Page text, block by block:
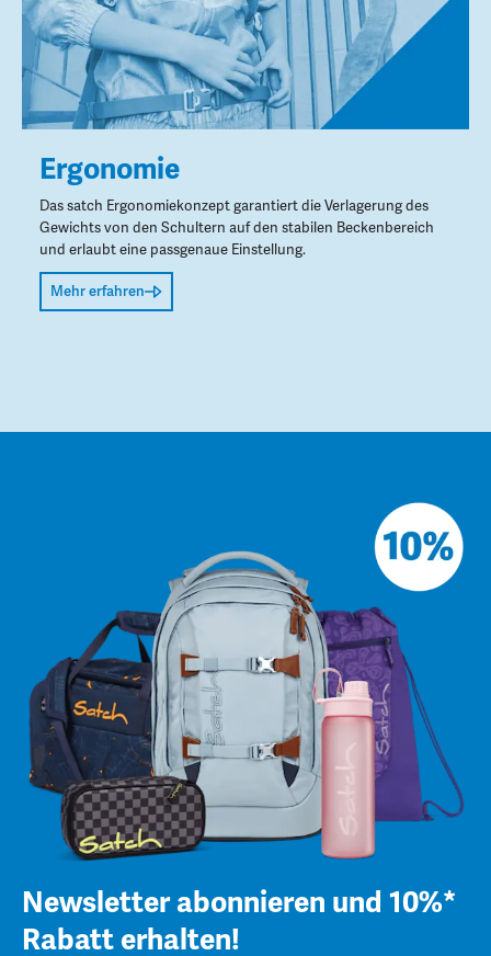
Ergonomie
Das satch Ergonomiekonzept garantiert die Verlagerung des
Gewichts von den Schultern auf den stabilen Beckenbereich
und erlaubt eine passgenaue Einstellung.
Mehr erfahren
Newsletter abonnieren und 10%*
Rabatt erhalten!